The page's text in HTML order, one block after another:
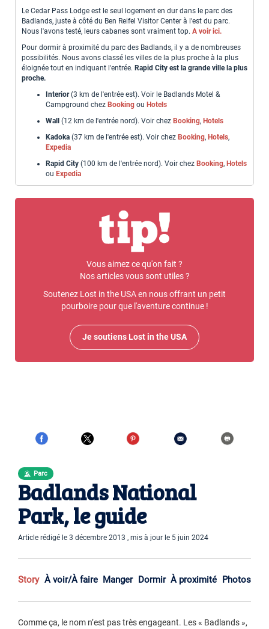
Parc
Badlands National
Park, le guide
Article rédigé le 3 décembre 2013 , mis à jour le 5 juin 2024
Story À voir/À faire Manger Dormir À proximité Photos
Comme ça, le nom n’est pas très engageant. Les « Badlands »,
Le Cedar Pass Lodge est le seul logement en dur dans le parc des
Badlands, juste à côté du Ben Reifel Visitor Center à l'est du parc.
Nous l'avons testé, leurs cabanes sont vraiment top. A voir ici.
Pour dormir à proximité du parc des Badlands, il y a de nombreuses
possibilités. Nous avons classé les villes de la plus proche à la plus
éloignée tout en indiquant l'entrée. Rapid City est la grande ville la plus
proche.
Interior(3 km de l'entrée est). Voir le Badlands Motel &
Campground chez Booking ou Hotels
Wall (12 km de l'entrée nord). Voir chez Booking, Hotels
Kadoka (37 km de l'entrée est). Voir chez Booking, Hotels,
Expedia
Rapid City (100 km de l'entrée nord). Voir chez Booking, Hotels
ou Expedia
Vous aimez ce qu'on fait ?
Nos articles vous sont utiles ?
Soutenez Lost in the USA en nous offrant un petit
pourboire pour que l'aventure continue !
Je soutiens Lost in the USA